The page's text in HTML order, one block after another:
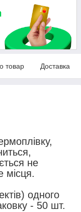
товар Доставка
не
одного
- 50 шт.